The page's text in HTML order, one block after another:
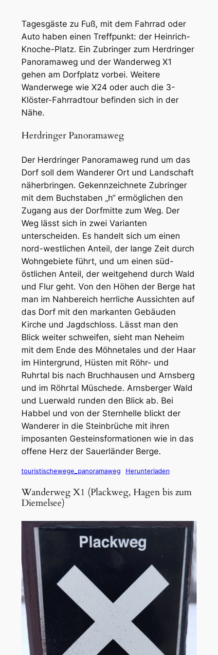
Tagesgäste zu Fuß, mit dem Fahrrad oder
Auto haben einen Treffpunkt: der Heinrich-
Knoche-Platz. Ein Zubringer zum Herdringer
Panoramaweg und der Wanderweg X1
gehen am Dorfplatz vorbei. Weitere
Wanderwege wie X24 oder auch die 3-
Klöster-Fahrradtour befinden sich in der
Nähe.
Herdringer Panoramaweg
Der Herdringer Panoramaweg rund um das
Dorf soll dem Wanderer Ort und Landschaft
näherbringen. Gekennzeichnete Zubringer
mit dem Buchstaben „h“ ermöglichen den
Zugang aus der Dorfmitte zum Weg. Der
Weg lässt sich in zwei Varianten
unterscheiden. Es handelt sich um einen
nord-westlichen Anteil, der lange Zeit durch
Wohngebiete führt, und um einen süd-
östlichen Anteil, der weitgehend durch Wald
und Flur geht. Von den Höhen der Berge hat
man im Nahbereich herrliche Aussichten auf
das Dorf mit den markanten Gebäuden
Kirche und Jagdschloss. Lässt man den
Blick weiter schweifen, sieht man Neheim
mit dem Ende des Möhnetales und der Haar
im Hintergrund, Hüsten mit Röhr- und
Ruhrtal bis nach Bruchhausen und Arnsberg
und im Röhrtal Müschede. Arnsberger Wald
und Luerwald runden den Blick ab. Bei
Habbel und von der Sternhelle blickt der
Wanderer in die Steinbrüche mit ihren
imposanten Gesteinsformationen wie in das
offene Herz der Sauerländer Berge.
touristischewege_panoramaweg Herunterladen
Wanderweg X1 (Plackweg, Hagen bis zum
Diemelsee)